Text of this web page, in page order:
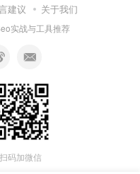
建议 关于我们
实战与工具推荐
扫码加微信